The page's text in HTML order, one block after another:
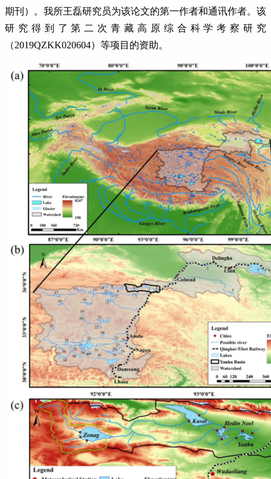
期刊）。我所王磊研究员为该论文的第一作者和通讯作者。该
研究得到了第二次青藏高原综合科学考察研究
（2019QZKK020604）等项目的资助。